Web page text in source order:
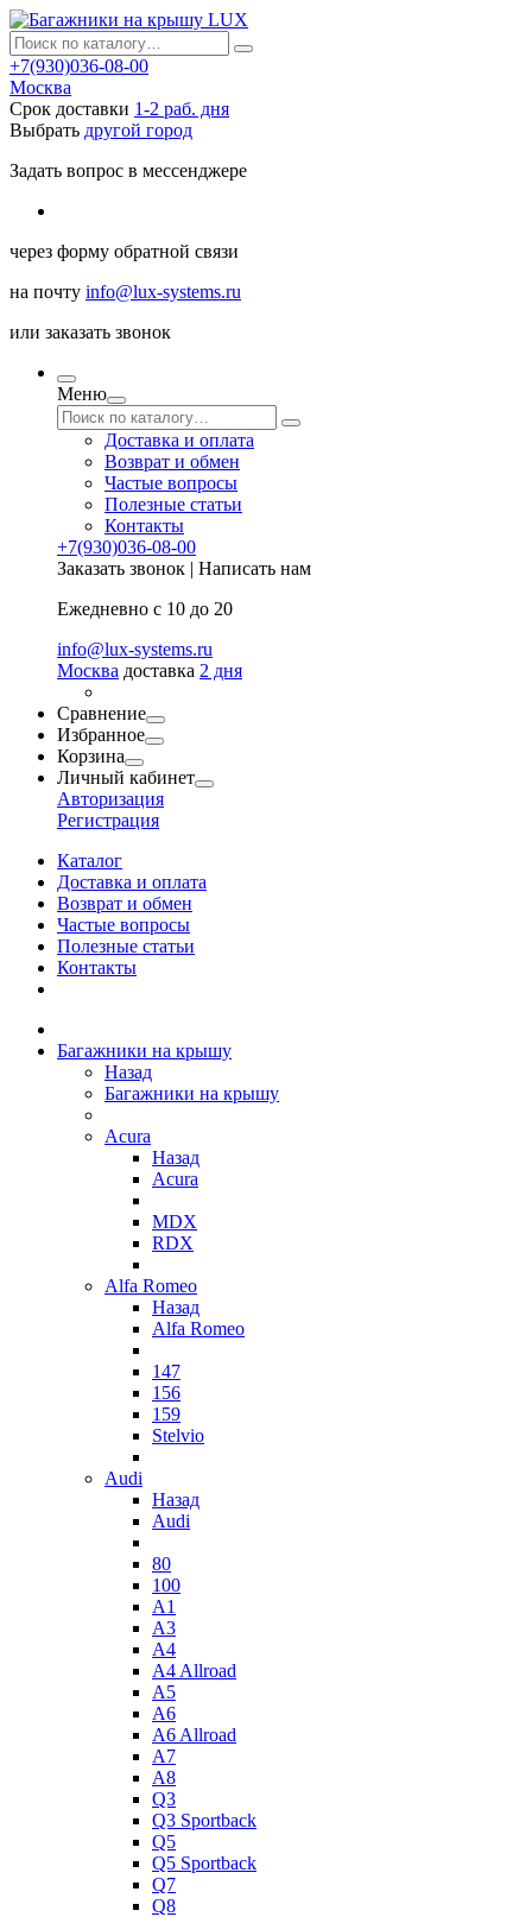
+7(930)036-08-00
Москва
Срок доставки 1-2 раб. дня
Выбрать другой город
Задать вопрос в мессенджере
через форму обратной связи
на почту info@lux-systems.ru
или заказать звонок
Меню
Доставка и оплата
Возврат и обмен
Частые вопросы
Полезные статьи
Контакты
+7(930)036-08-00
Заказать звонок | Написать нам
Ежедневно с 10 до 20
info@lux-systems.ru
Москва доставка 2 дня
Сравнение
Избранное
Корзина
Личный кабинет
Авторизация
Регистрация
Каталог
Доставка и оплата
Возврат и обмен
Частые вопросы
Полезные статьи
Контакты
Багажники на крышу
Назад
Багажники на крышу
Acura
Назад
Acura
MDX
RDX
Alfa Romeo
Назад
Alfa Romeo
147
156
159
Stelvio
Audi
Назад
Audi
80
100
A1
A3
A4
A4 Allroad
A5
A6
A6 Allroad
A7
A8
Q3
Q3 Sportback
Q5
Q5 Sportback
Q7
Q8